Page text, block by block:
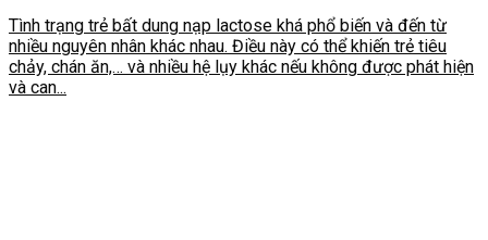
Tình trạng trẻ bất dung nạp lactose khá phổ biến và đến từ
nhiều nguyên nhân khác nhau. Điều này có thể khiến trẻ tiêu
chảy, chán ăn,… và nhiều hệ lụy khác nếu không được phát hiện
và can...